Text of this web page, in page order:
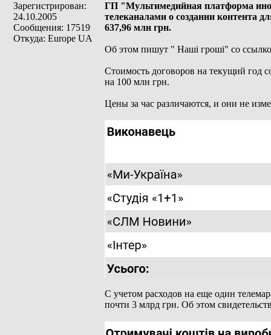
Зарегистрирован:
24.10.2005
Сообщения: 17519
Откуда: Europe UA
ГП "Мультимедийная платформа
телеканалами о создании контента
637,96 млн грн.
Об этом пишут " Наші гроші" со
Стоимость договоров на текущий год
на 100 млн грн.
Цены за час различаются, и они не
С учетом расходов на еще один
почти 3 млрд грн. Об этом